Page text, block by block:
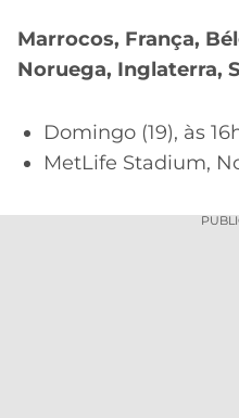
Marrocos, França,
Noruega, Inglaterra,
Domingo (19), às
MetLife Stadium,